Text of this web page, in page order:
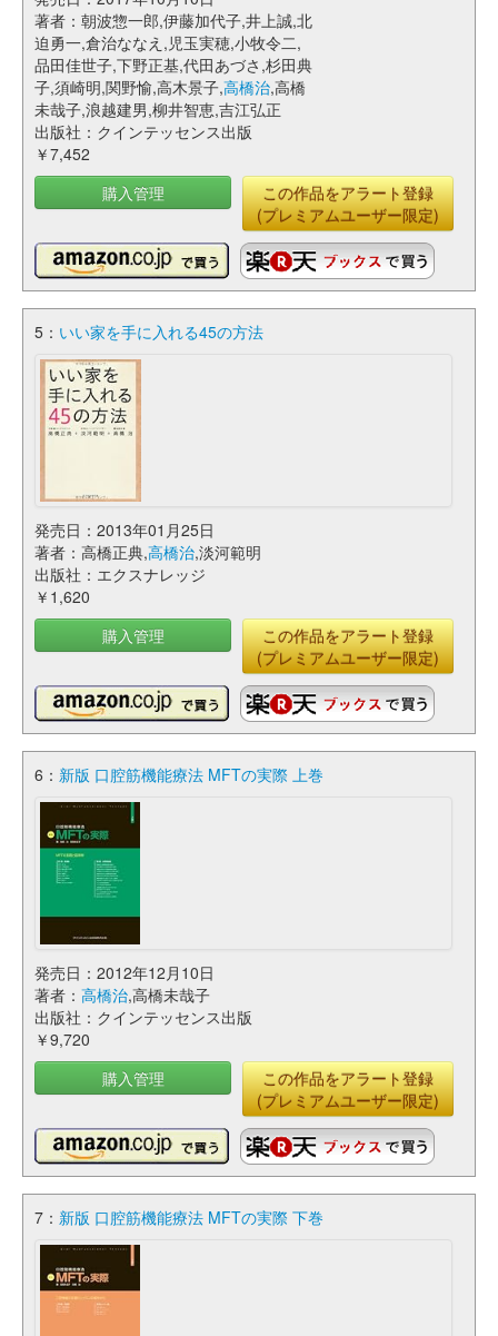
著者：朝波惣一郎,伊藤加代子,井上誠,北
迫勇一,倉治ななえ,児玉実穂,小牧令二,
品田佳世子,下野正基,代田あづさ,杉田典
子,須崎明,関野愉,高木景子,高橋治,高橋
未哉子,浪越建男,柳井智恵,吉江弘正
出版社：クインテッセンス出版
￥7,452
購入管理
この作品をアラート登録
(プレミアムユーザー限定)
5： いい家を手に入れる45の方法
発売日：2013年01月25日
著者：高橋正典,高橋治,淡河範明
出版社：エクスナレッジ
￥1,620
購入管理
この作品をアラート登録
(プレミアムユーザー限定)
6： 新版 口腔筋機能療法 MFTの実際 上巻
発売日：2012年12月10日
著者： 高橋治,高橋未哉子
出版社：クインテッセンス出版
￥9,720
購入管理
この作品をアラート登録
(プレミアムユーザー限定)
7： 新版 口腔筋機能療法 MFTの実際 下巻